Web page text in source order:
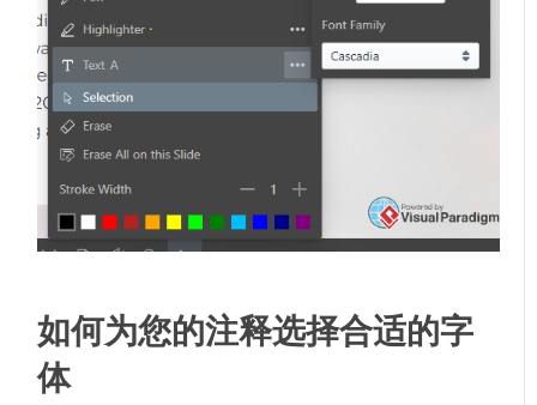
如何为您的注释选择合适的字
体